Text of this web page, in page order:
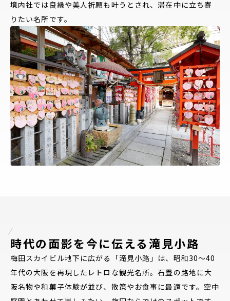
by clicking each hotel name.
Rates and the membership program differ from Japanese website.
Global Site
You can see the FAQ as follows.
FAQs
Close
境内社では良縁や美人祈願も叶うとされ、滞在中に立ち寄
りたい名所です。
時代の面影を今に伝える滝見小路
梅田スカイビル地下に広がる「滝見小路」は、昭和30〜40
年代の大阪を再現したレトロな観光名所。石畳の路地に大
阪名物や和菓子体験が並び、散策やお食事に最適です。空中